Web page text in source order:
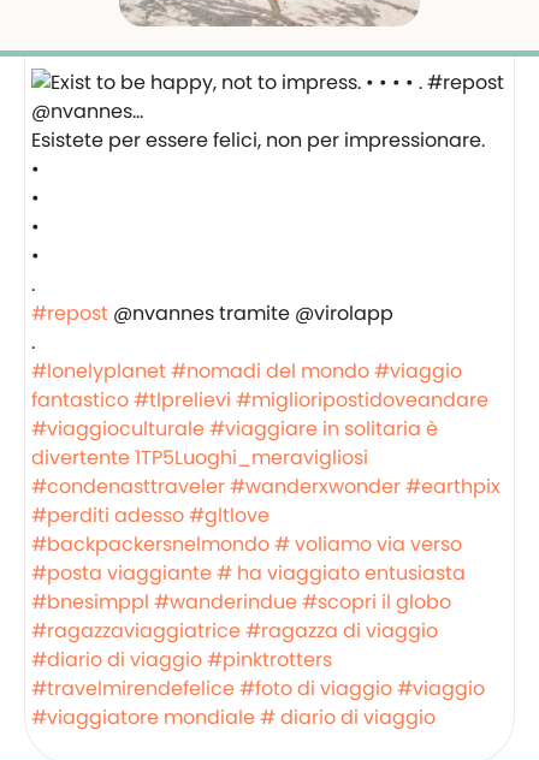
Esistete per essere felici, non per impressionare.
•
•
•
•
.
#repost @nvannes tramite @virolapp
.
#lonelyplanet#nomadi del mondo#viaggio
fantastico#tlprelievi #miglioripostidoveandare
#viaggioculturale#viaggiare in solitaria è
divertente1TP5Luoghi_meravigliosi
#condenasttraveler#wanderxwonder#earthpix
#perditi adesso#gltlove
#backpackersnelmondo# voliamo via verso
#posta viaggiante# ha viaggiato entusiasta
#bnesimppl #wanderindue#scopri il globo
#ragazzaviaggiatrice#ragazza di viaggio
#diario di viaggio#pinktrotters
#travelmirendefelice#foto di viaggio#viaggio
#viaggiatore mondiale# diario di viaggio